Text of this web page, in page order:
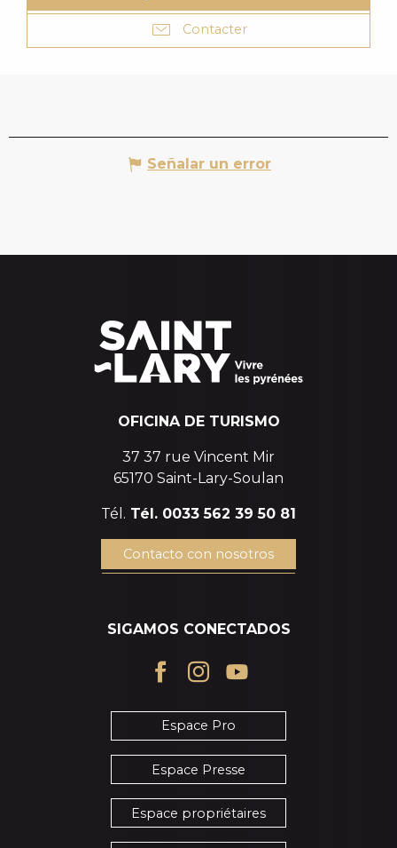
Contacter
Señalar un error
OFICINA DE TURISMO
37 37 rue Vincent Mir
65170 Saint-Lary-Soulan
Tél. Tél. 0033 562 39 50 81
Contacto con nosotros
SIGAMOS CONECTADOS
Espace Pro
Espace Presse
Espace propriétaires